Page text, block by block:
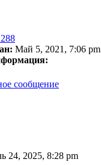
Май 5, 2021, 7:06 pm
сообщение
24, 2025, 8:28 pm